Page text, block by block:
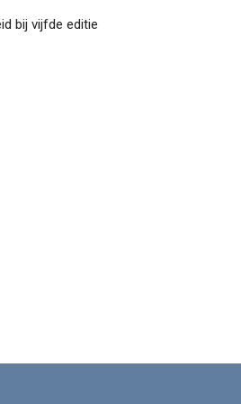
bij vijfde editie